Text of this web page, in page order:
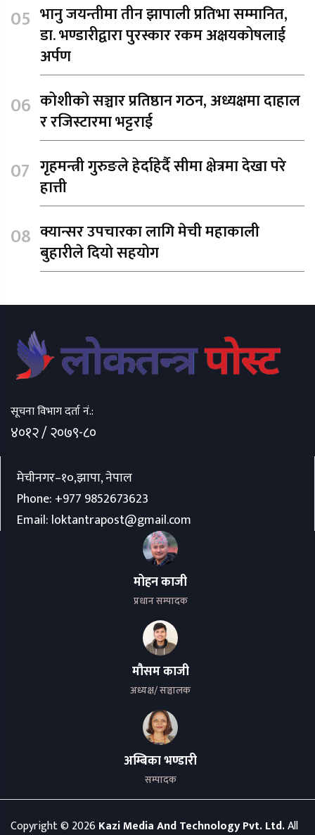
भानु जयन्तीमा तीन झापाली प्रतिभा सम्मानित,
डा. भण्डारीद्वारा पुरस्कार रकम अक्षयकोषलाई
अर्पण
कोशीको सञ्चार प्रतिष्ठान गठन, अध्यक्षमा दाहाल
र रजिस्टारमा भट्टराई
गृहमन्त्री गुरुङले हेर्दाहेर्दै सीमा क्षेत्रमा देखा परे
हात्ती
क्यान्सर उपचारका लागि मेची महाकाली
बुहारीले दियो सहयोग
सूचना विभाग दर्ता नं.:
४०१२ / २०७९-८०
मेचीनगर–१०,झापा, नेपाल
Phone: +977 9852673623
Email: loktantrapost@gmail.com
मोहन काजी
प्रधान सम्पादक
मौसम काजी
अध्यक्ष/ सञ्चालक
अम्बिका भण्डारी
सम्पादक
Copyright ©2026Kazi Media And Technology Pvt. Ltd.All